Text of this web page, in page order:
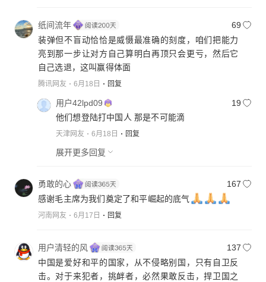
纸间流年
69
装弹但不盲动恰恰是威慑最准确的刻度，咱们把能力
亮到那一步让对方自己算明白再顶只会更亏，然后它
自己选退，这叫赢得体面
腾讯网友 6月18日 回复
用户42lpd09
19
他们想登陆打中国人 那是不可能滴
天津网友 6月18日 回复
展开更多回复
勇敢的心
167
感谢毛主席为我们奠定了和平崛起的底气
河南网友 6月17日 回复
用户清轻的风
137
中国是爱好和平的国家，从不侵略别国，只有自卫反
击。对于来犯者，挑衅者，必然果敢反击，捍卫国之